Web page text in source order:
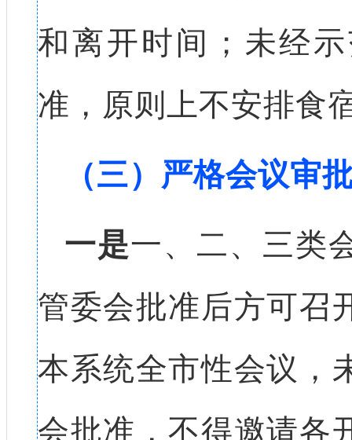
和离开时间；未经
准，原则上不安排食
（三）严格会议审
一是一、二、三类
管委会批准后方可召
本系统全市性会议，
会批准，不得邀请各